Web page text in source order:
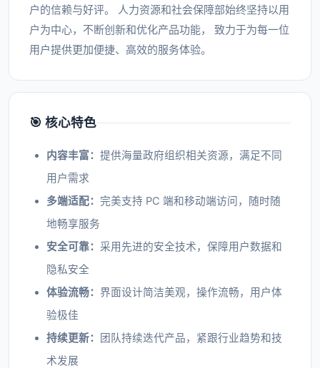
户的信赖与好评。 人力资源和社会保障部始终坚持以用
户为中心，不断创新和优化产品功能， 致力于为每一位
用户提供更加便捷、高效的服务体验。
🎯 核心特色
内容丰富： 提供海量政府组织相关资源，满足不同
用户需求
多端适配： 完美支持 PC 端和移动端访问，随时随
地畅享服务
安全可靠： 采用先进的安全技术，保障用户数据和
隐私安全
体验流畅： 界面设计简洁美观，操作流畅，用户体
验极佳
持续更新：
团队持续迭代产品，紧跟行业趋势和技
术发展